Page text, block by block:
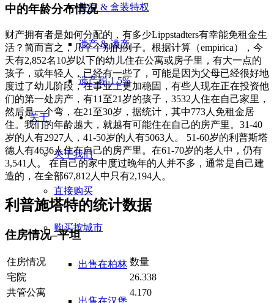
持有 & 盒装特权
遗产 & 遗产
遗产税 1.5%
关于
关于我们
直接购买
购买按城市
出售在柏林
出售在汉堡
中的年龄分布情况
财产拥有者是如何分配的，有多少Lippstadters有幸能免租金生
活？简而言之，几个个别的例子。根据计算（empirica），今
天有2,852名10岁以下的幼儿住在公寓或房子里，有大一点的
孩子，或年轻人，已经有一些了，可能是因为父母已经很好地
度过了幼儿阶段，在事业上更加稳固，有些人现在正在投资他
们的第一处房产，有11至21岁的孩子，3532人住在自己家里，
然后是一个弯，在21至30岁，据统计，其中773人免租金居
住。我们的年龄越大，就越有可能住在自己的房产里。31-40
岁的人有2927人，41-50岁的人有5063人。 51-60岁的利普斯塔
德人有4636人住在自己的房产里。在61-70岁的老人中，仍有
3,541人。 在自己的家中度过晚年的人并不多，通常是自己建
造的，在全部67,812人中只有2,194人。
利普施塔特的统计数据
住房情况–平坦
住房情况
数量
宅院
26.338
共管公寓
4.170